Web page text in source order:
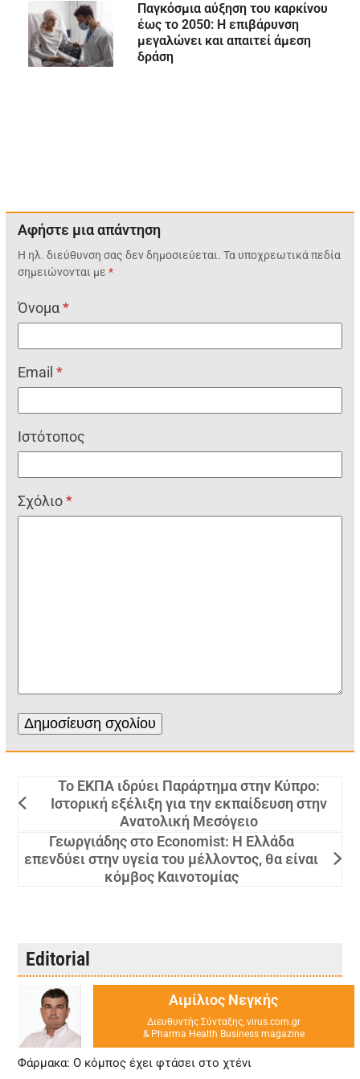
Παγκόσμια αύξηση του καρκίνου
έως το 2050: Η επιβάρυνση
μεγαλώνει και απαιτεί άμεση
δράση
Αφήστε μια απάντηση
Η ηλ. διεύθυνση σας δεν δημοσιεύεται. Τα υποχρεωτικά πεδία
σημειώνονται με*
Όνομα*
Email*
Ιστότοπος
Σχόλιο*
Το ΕΚΠΑ ιδρύει Παράρτημα στην Κύπρο:
Ιστορική εξέλιξη για την εκπαίδευση στην
Ανατολική Μεσόγειο
Γεωργιάδης στο Economist: Η Ελλάδα
επενδύει στην υγεία του μέλλοντος, θα είναι
κόμβος Καινοτομίας
Editorial
Αιμίλιος Νεγκής
Διευθυντής Σύνταξης, virus.com.gr
& Pharma Health Business magazine
Φάρμακα: Ο κόμπος έχει φτάσει στο χτένι